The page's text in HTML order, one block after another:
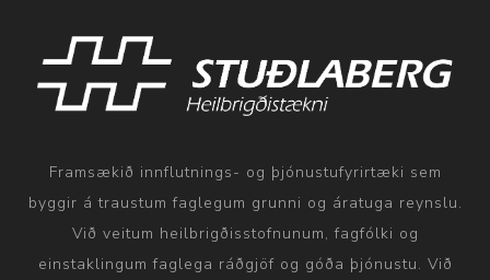
Framsækið innflutnings- og þjónustufyrirtæki sem
byggir á traustum faglegum grunni og áratuga reynslu.
Við veitum heilbrigðisstofnunum, fagfólki og
einstaklingum faglega ráðgjöf og góða þjónustu. Við